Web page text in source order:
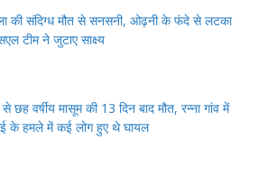
की संदिग्ध मौत से सनसनी, ओढ़नी के फंदे से लटका
टीम ने जुटाए साक्ष्य
छह वर्षीय मासूम की 13 दिन बाद मौत, रन्ना गांव में
के हमले में कई लोग हुए थे घायल